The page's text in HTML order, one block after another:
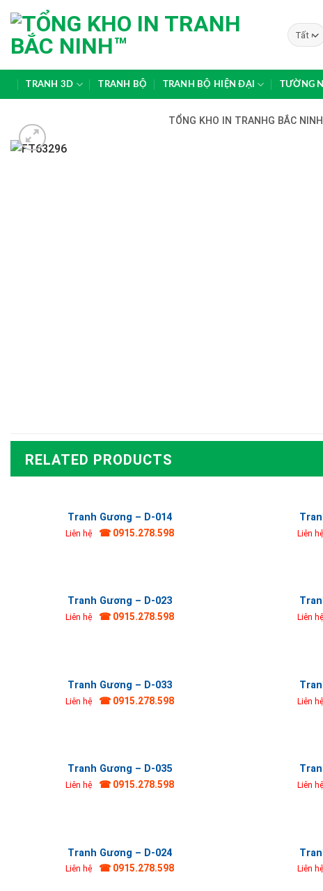
to
content
TRANH 3D TRANH BỘ TRANH BỘ HIỆN ĐẠI TƯỜNG
TỔNG KHO IN TRANHG BẮC
RELATED PRODUCTS
Tranh Gương – D-014
Liên hệ ☎ 0915.278.598 Liên hệ
Tranh Gương – D-023
Liên hệ ☎ 0915.278.598 Liên hệ
Tranh Gương – D-033
Liên hệ ☎ 0915.278.598 Liên hệ
Tranh Gương – D-035
Liên hệ ☎ 0915.278.598 Liên hệ
Tranh Gương – D-024
Liên hệ ☎ 0915.278.598 Liên hệ